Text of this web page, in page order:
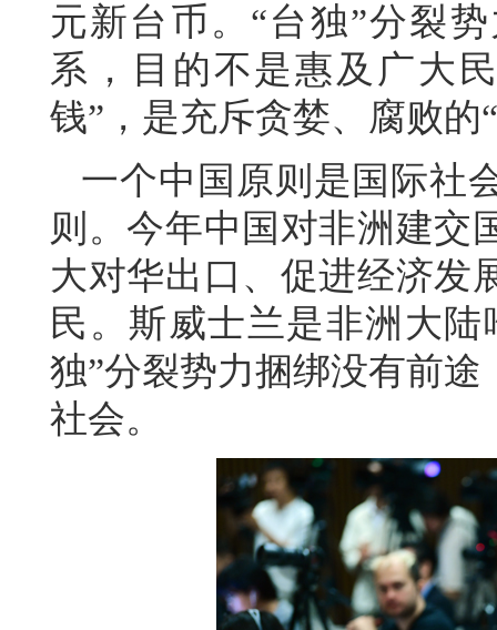
元新台币。“台独”分裂
系，目的不是惠及广大
钱”，是充斥贪婪、腐败的
一个中国原则是国际社
则。今年中国对非洲建交
大对华出口、促进经济发
民。斯威士兰是非洲大
独”分裂势力捆绑没有前
社会。